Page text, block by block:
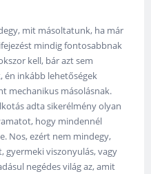
mit másoltatunk, ha már
mindig fontosabbnak
kell, bár azt sem
én inkább lehetőségek
mechanikus másolásnak.
adta sikerélmény olyan
hogy mindennél
Nos, ezért nem mindegy,
gyermeki viszonyulás, vagy
negédes világ az, amit